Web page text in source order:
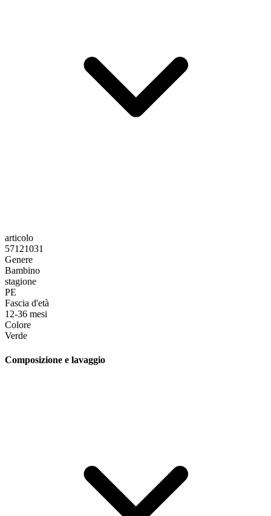
articolo
57121031
Genere
Bambino
stagione
PE
Fascia d'età
12-36 mesi
Colore
Verde
Composizione e lavaggio